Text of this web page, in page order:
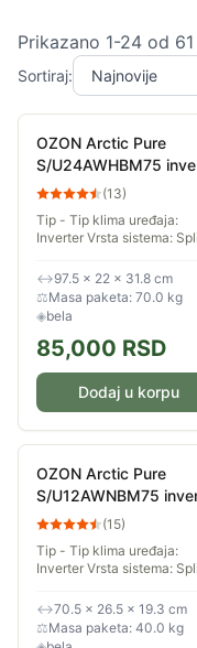
Prikazano 1-24 od 61
Sortiraj:
OZON Arctic Pure
S/U24AWHBM75
klima uređaj Wi-Fi +
(13)
Tip - Tip klima uređaja:
Inverter Vrsta sistema:
hlađenja (Btu/h): 25.250
Kapacitet grejanja (Btu/h):
25.590...
↔97.5 × 22 × 31.8 cm
⚖Masa paketa: 70.0 kg
◈bela
85,000 RSD
Dodaj u korpu
OZON Arctic Pure
S/U12AWNBM75
klima uređaj Wi-Fi
(15)
Tip - Tip klima uređaja:
Inverter Vrsta sistema:
hlađenja (Btu/h): 11.940
Kapacitet grejanja (Btu/h):
13.305...
↔70.5 × 26.5 × 19.3 cm
⚖Masa paketa: 40.0 kg